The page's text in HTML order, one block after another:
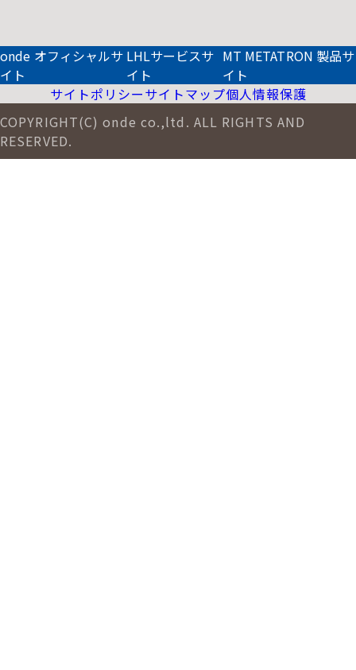
onde オフィシャルサ
イト
LHLサービスサ
イト
MT METATRON 製品サ
イト
サイトポリシーサイトマップ個人情報保護
COPYRIGHT(C) onde co.,ltd. ALL RIGHTS AND
RESERVED.